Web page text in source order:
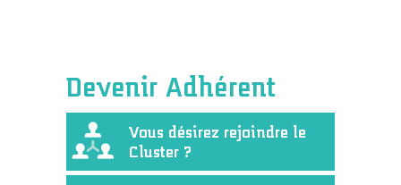
Devenir Adhérent
Vous désirez rejoindre le
Cluster ?